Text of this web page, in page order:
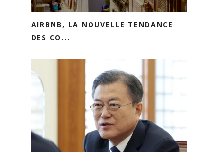
AIRBNB, LA NOUVELLE TENDANCE
DES CO...